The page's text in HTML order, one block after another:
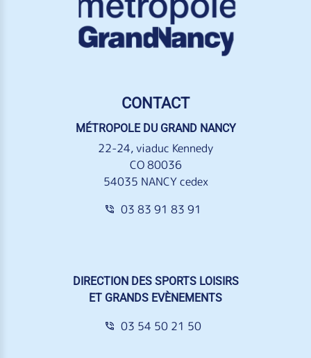
CONTACT
MÉTROPOLE DU GRAND NANCY
22-24, viaduc Kennedy
CO 80036
54035 NANCY cedex
03 83 91 83 91
DIRECTION DES SPORTS LOISIRS
ET GRANDS EVÈNEMENTS
03 54 50 21 50